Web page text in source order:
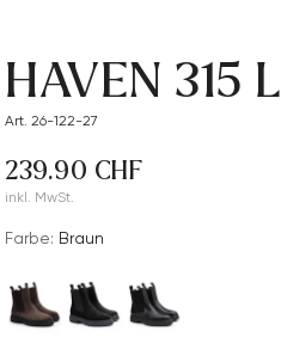
HAVEN 315 L
Art. 26-122-27
239.90 CHF
inkl. MwSt.
Farbe: Braun